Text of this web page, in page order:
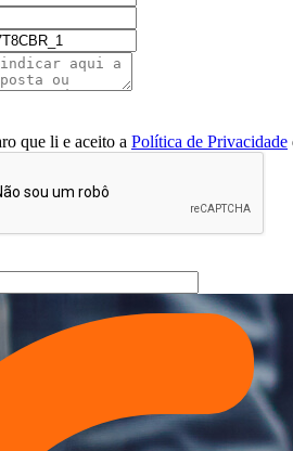
que li e aceito a Política de Privacidade